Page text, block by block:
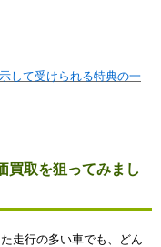
して受けられる特典の一
取を狙ってみまし
走行の多い車でも、どん